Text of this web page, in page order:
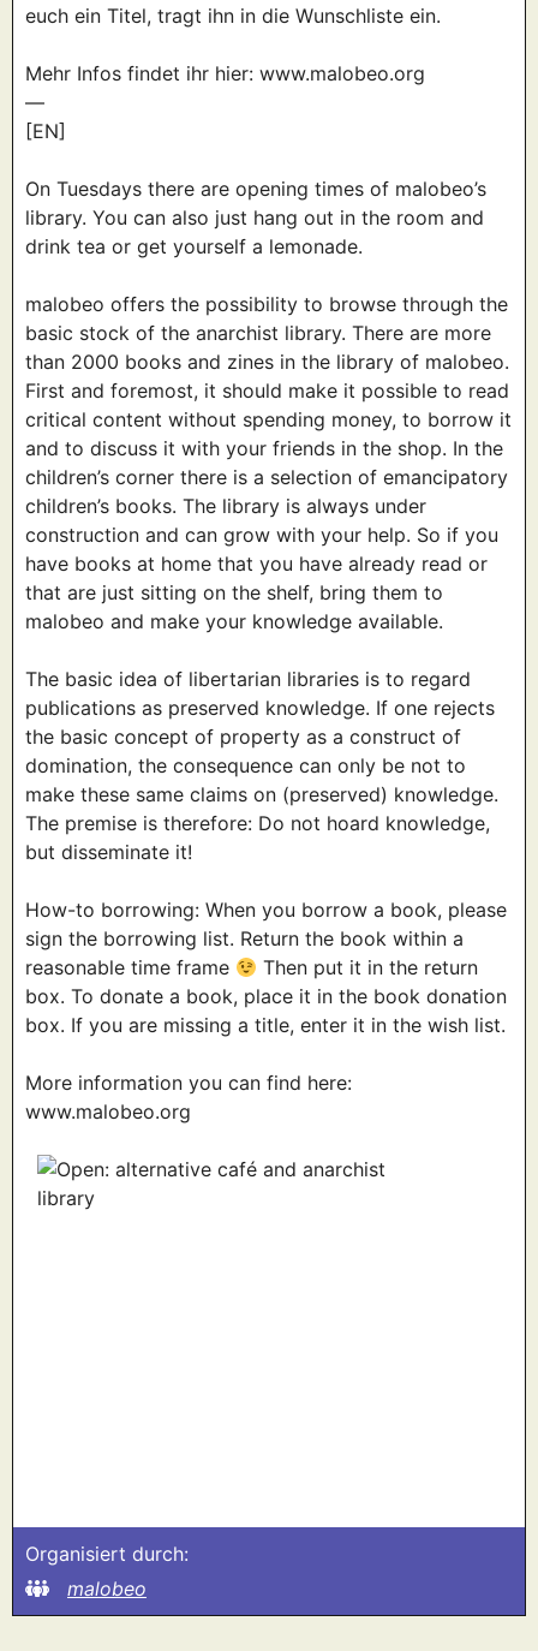
euch ein Titel, tragt ihn in die Wunschliste ein.
Mehr Infos findet ihr hier: www.malobeo.org
—
[EN]
On Tuesdays there are opening times of malobeo’s
library. You can also just hang out in the room and
drink tea or get yourself a lemonade.
malobeo offers the possibility to browse through the
basic stock of the anarchist library. There are more
than 2000 books and zines in the library of malobeo.
First and foremost, it should make it possible to read
critical content without spending money, to borrow it
and to discuss it with your friends in the shop. In the
children’s corner there is a selection of emancipatory
children’s books. The library is always under
construction and can grow with your help. So if you
have books at home that you have already read or
that are just sitting on the shelf, bring them to
malobeo and make your knowledge available.
The basic idea of libertarian libraries is to regard
publications as preserved knowledge. If one rejects
the basic concept of property as a construct of
domination, the consequence can only be not to
make these same claims on (preserved) knowledge.
The premise is therefore: Do not hoard knowledge,
but disseminate it!
How-to borrowing: When you borrow a book, please
sign the borrowing list. Return the book within a
reasonable time frame
Then put it in the return
box. To donate a book, place it in the book donation
box. If you are missing a title, enter it in the wish list.
More information you can find here:
www.malobeo.org
Organisiert durch:
malobeo